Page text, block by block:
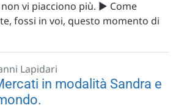
vi piacciono più. ▶️ Come
fossi in voi, questo momento di
Lapidari
in modalità Sandra e